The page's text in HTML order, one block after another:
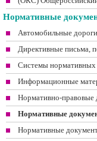
Нормативные
Автомобильные дороги
Директивные письма,
Системы нормативных
Информационные
Нормативно-правовые
Нормативные
Нормативные